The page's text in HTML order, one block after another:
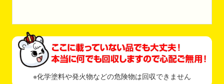
※化学塗料や発火物などの危険物は回収できません